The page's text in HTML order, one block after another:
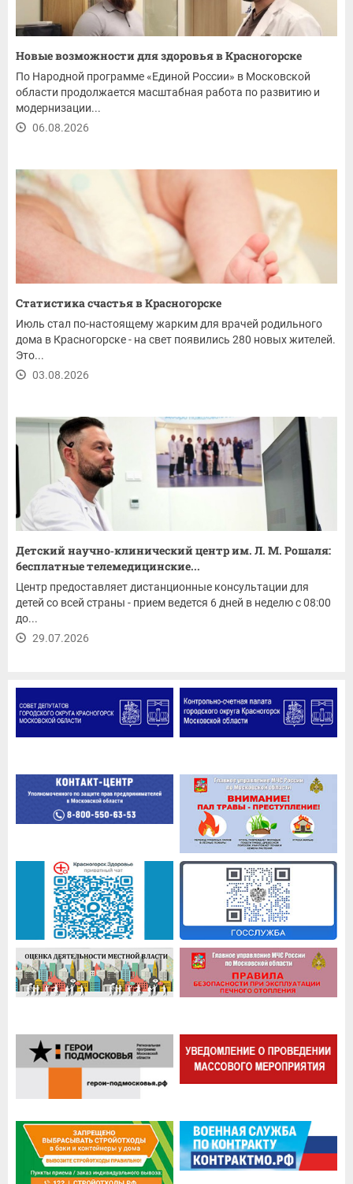
Новые возможности для здоровья в Красногорске
По Народной программе «Единой России» в Московской
области продолжается масштабная работа по развитию и
модернизации...
06.08.2026
Статистика счастья в Красногорске
Июль стал по-настоящему жарким для врачей родильного
дома в Красногорске - на свет появились 280 новых жителей.
Это...
03.08.2026
Детский научно‑клинический центр им. Л. М. Рошаля:
бесплатные телемедицинские...
Центр предоставляет дистанционные консультации для
детей со всей страны - прием ведется 6 дней в неделю с 08:00
до...
29.07.2026